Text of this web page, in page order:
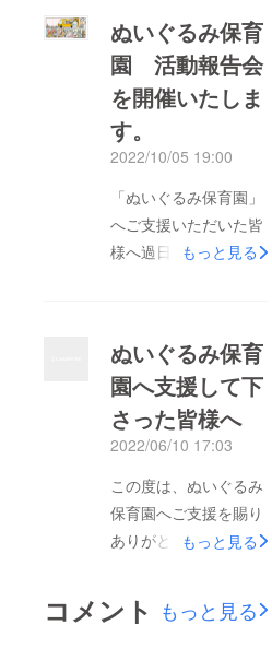
画をお送り致します。
よろしければ、ご視聴
いただけると嬉しいで
す。▼クラウドから
https://us02web.zoom.
U5kEleCnIy4N6Kmrfr
OBMLJ3YAVrnKil2KRZ
q_h0iX88HVWGz8WB
eq4%g*0B▼You Tube
から ID/Passなしで
ご視聴可能です。ぬい
ぐるみ保育園のチャン
ネルがまだないので、
私のぬいぐるみ専用
YouTubeチャンネルに
掲載しています。
https://youtu.be/lD4-
保護者会、10月22
ぬいぐるみ保育
園 活動報告会
を開催いたしま
す。
2022/10/05 19:00
「ぬいぐるみ保育園」
へご支援いただいた皆
様へ過日は、ぬいぐる
た。おかげさま
で、“ぬいぐるみベン
チャー” （株）FLuffy
Communicationsは、
ぐるみ保育園」を無事
に開催いたしました。
ご支援くださった皆様
報告させて頂きたく下
もっと見る
ぬいぐるみ保育
園へ支援して下
さった皆様へ
2022/06/10 17:03
この度は、ぬいぐるみ
保育園へご支援を賜り
ありがとうございま
Communications代表
の金子です。「ぬいぐ
もっと見る
コメント もっと見る